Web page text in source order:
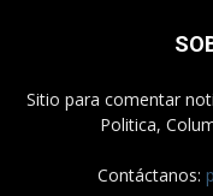
Sitio para comentar
Politica,
Contáctanos: